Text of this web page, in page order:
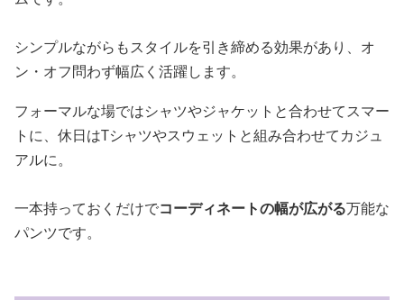
シンプルながらもスタイルを引き締める効果があり、オ
ン・オフ問わず幅広く活躍します。
フォーマルな場ではシャツやジャケットと合わせてスマー
トに、休日はTシャツやスウェットと組み合わせてカジュ
アルに。
一本持っておくだけでコーディネートの幅が広がる万能な
パンツです。